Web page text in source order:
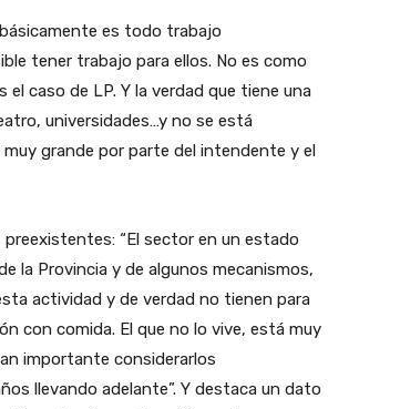
es todo trabajo
tener trabajo para ellos. No es como
caso de LP. Y la verdad que tiene una
universidades…y no se está
grande por parte del intendente y el
“El sector en un estado
la Provincia y de algunos mecanismos,
actividad y de verdad no tienen para
con comida. El que no lo vive, está muy
importante considerarlos
llevando adelante”. Y destaca un dato